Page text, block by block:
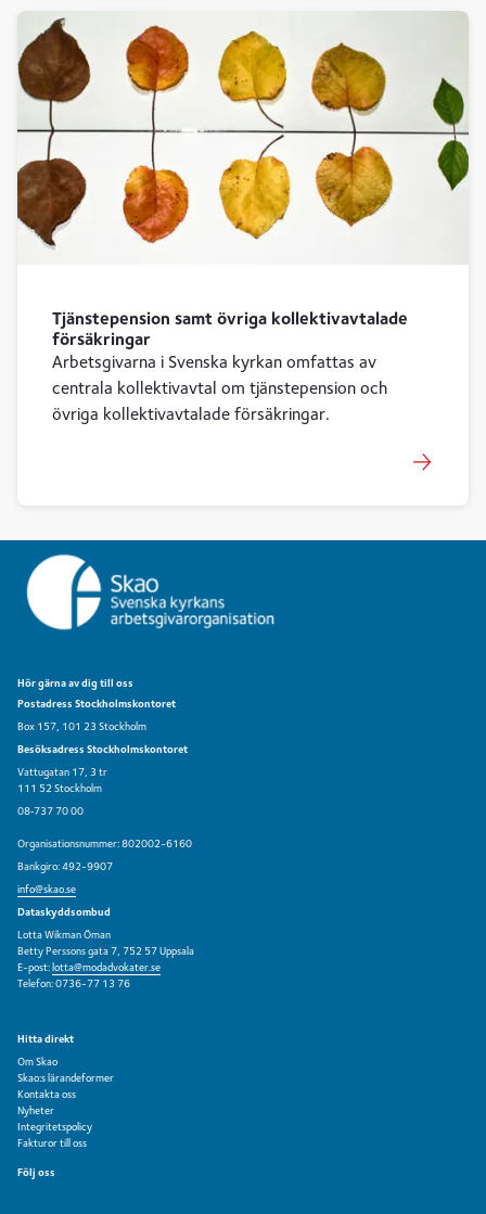
Tjänstepension samt övriga kollektivavtalade
försäkringar
Arbetsgivarna i Svenska kyrkan omfattas av
centrala kollektivavtal om tjänstepension och
övriga kollektivavtalade försäkringar.
Hör gärna av dig till oss
Postadress Stockholmskontoret
Box 157, 101 23 Stockholm
Besöksadress Stockholmskontoret
Vattugatan 17, 3 tr
111 52 Stockholm
08‑737 70 00
Organisationsnummer: 802002-6160
Bankgiro: 492-9907
info@skao.se
Dataskyddsombud
Lotta Wikman Öman
Betty Perssons gata 7, 752 57 Uppsala
E-post:lotta@modadvokater.se
Telefon: 0736-77 13 76
Hitta direkt
Om Skao
Skao:s lärandeformer
Kontakta oss
Nyheter
Integritetspolicy
Fakturor till oss
Följ oss